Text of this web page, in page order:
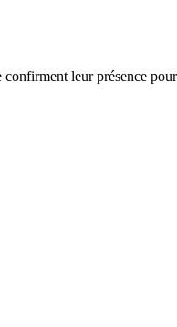
leur présence